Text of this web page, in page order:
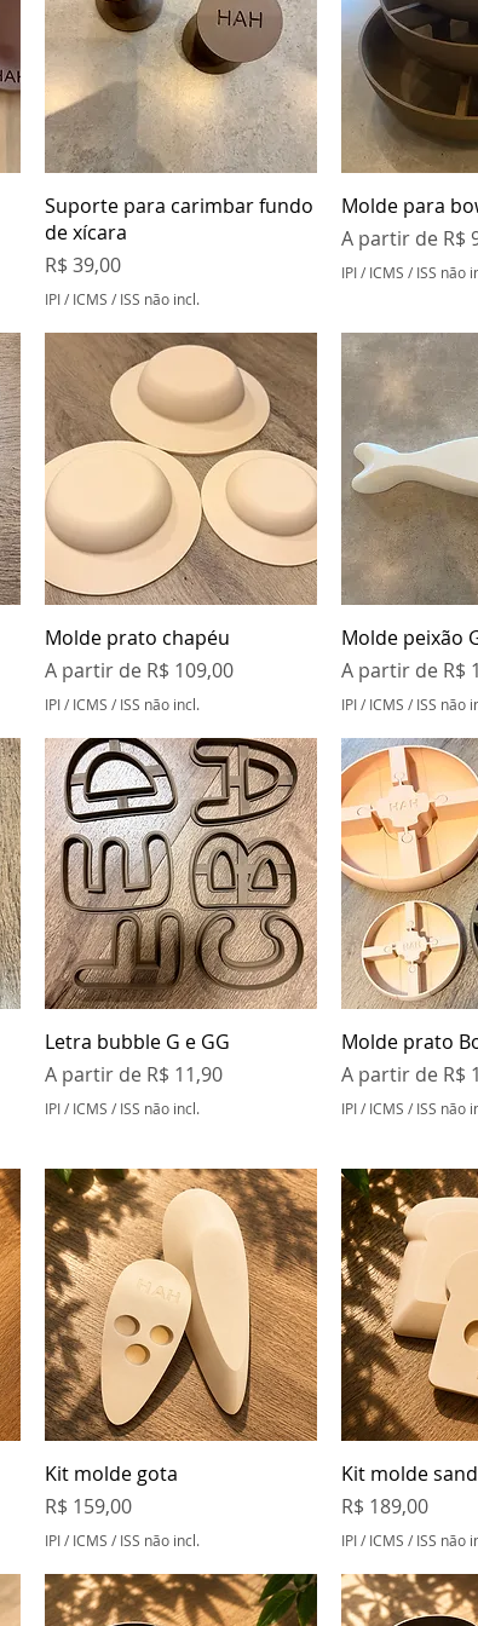
Visualização rápida
Suporte para carimbar fundo
de xícara
Preço
R$ 39,00
IPI / ICMS / ISS não incl.
Molde para
A partir de R$
Preço
IPI / ICMS / ISS não
Visualização rápida
Molde prato chapéu
A partir de R$ 109,00
Preço promocional
IPI / ICMS / ISS não incl.
Molde peixão
A partir de R$
Preço
IPI / ICMS / ISS não
Visualização rápida
Letra bubble G e GG
A partir de R$ 11,90
Preço promocional
IPI / ICMS / ISS não incl.
Molde prato
A partir de R$
Preço
IPI / ICMS / ISS não
Visualização rápida
Kit molde gota
Preço
R$ 159,00
IPI / ICMS / ISS não incl.
Kit molde
Preço
R$ 189,00
IPI / ICMS / ISS não